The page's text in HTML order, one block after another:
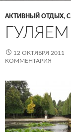
АКТИВНЫЙ ОТДЫХ,
12 ОКТЯБРЯ 2011
КОММЕНТАРИЯ